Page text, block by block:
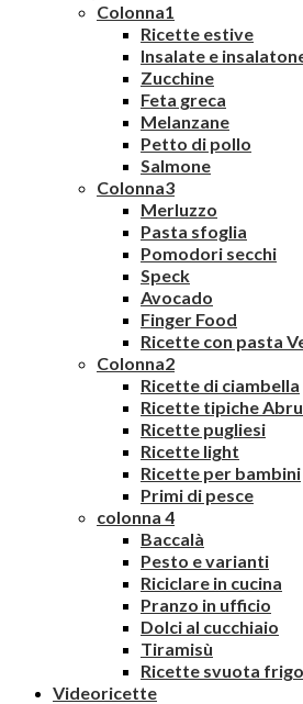
Colonna1
Ricette estive
Insalate e
Zucchine
Feta greca
Melanzane
Petto di pollo
Salmone
Colonna3
Merluzzo
Pasta sfoglia
Pomodori secchi
Speck
Avocado
Finger Food
Ricette con pasta
Colonna2
Ricette di ciambella
Ricette tipiche
Ricette pugliesi
Ricette light
Ricette per bambini
Primi di pesce
colonna 4
Baccalà
Pesto e varianti
Riciclare in cucina
Pranzo in ufficio
Dolci al cucchiaio
Tiramisù
Ricette svuota frigo
Videoricette